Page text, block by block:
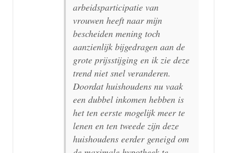
arbeidsparticipatie van
vrouwen heeft naar mijn
bescheiden mening toch
aanzienlijk bijgedragen aan de
grote prijsstijging en ik zie deze
trend niet snel veranderen.
Doordat huishoudens nu vaak
een dubbel inkomen hebben is
het ten eerste mogelijk meer te
lenen en ten tweede zijn deze
huishoudens eerder geneigd om